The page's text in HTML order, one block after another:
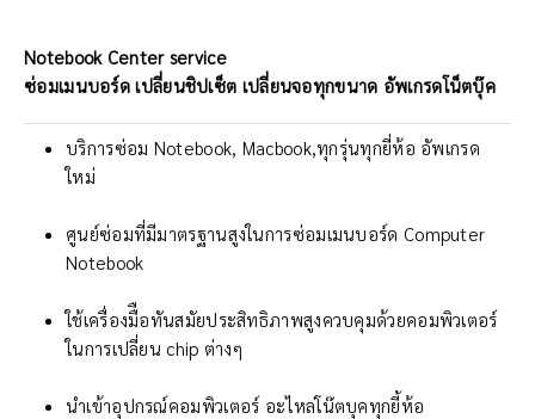
Notebook Center service
ซ่อมเมนบอร์ด เปลี่ยนชิปเซ็ต เปลี่ยนจอทุกขนาด อัพเกรดโน็ตบุ๊ค
บริการซ่อม Notebook, Macbook,ทุกรุ่นทุกยี่ห้อ อัพเกรด
ใหม่
ศูนย์ซ่อมที่มีมาตรฐานสูงในการซ่อมเมนบอร์ด Computer
Notebook
ใช้เครื่องมืือทันสมัยประสิทธิภาพสูงควบคุมด้วยคอมพิวเตอร์
ในการเปลี่ยน chip ต่างๆ
นำเข้าอุปกรณ์คอมพิวเตอร์ อะไหล่โน๊ตบุคทุกยี้ห้อ